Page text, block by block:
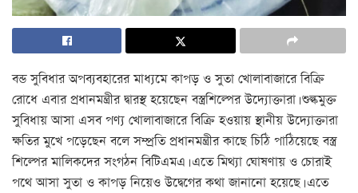
বন্ড সুবিধার অপব্যবহারের মাধ্যমে কাপড় ও সুতা খোলাবাজারে বিক্রি
রোধে এবার প্রধানমন্ত্রীর দ্বারস্থ হয়েছেন বস্ত্রশিল্পের উদ্যোক্তারা। শুল্কমুক্ত
সুবিধায় আসা এসব পণ্য খোলাবাজারে বিক্রি হওয়ায় স্থানীয় উদ্যোক্তারা
ক্ষতির মুখে পড়েছেন বলে সম্প্রতি প্রধানমন্ত্রীর কাছে চিঠি পাঠিয়েছে বস্ত্র
শিল্পের মালিকদের সংগঠন বিটিএমএ। এতে মিথ্যা ঘোষণায় ও চোরাই
পথে আসা সুতা ও কাপড় নিয়েও উদ্বেগের কথা জানানো হয়েছে। এতে